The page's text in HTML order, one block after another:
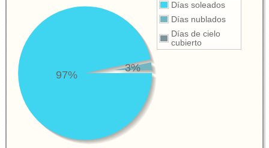
Días soleados
Días nublados
Días de cielo
cubierto
97%
3%